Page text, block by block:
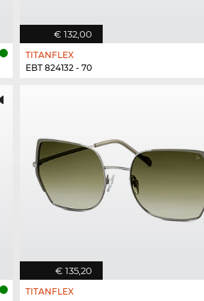
€ 132,00
TITANFLEX
EBT 824132 - 70
€ 135,20
TITANFLEX